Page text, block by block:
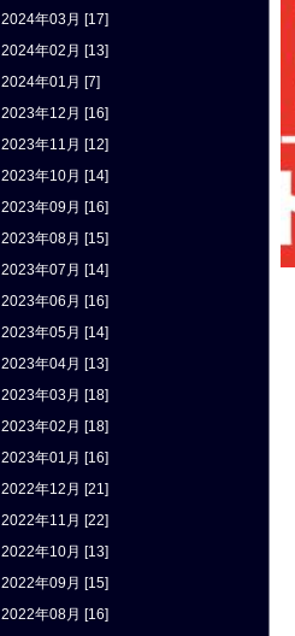
2024年03月 [17]
2024年02月 [13]
2024年01月 [7]
2023年12月 [16]
2023年11月 [12]
2023年10月 [14]
2023年09月 [16]
2023年08月 [15]
2023年07月 [14]
2023年06月 [16]
2023年05月 [14]
2023年04月 [13]
2023年03月 [18]
2023年02月 [18]
2023年01月 [16]
2022年12月 [21]
2022年11月 [22]
2022年10月 [13]
2022年09月 [15]
2022年08月 [16]